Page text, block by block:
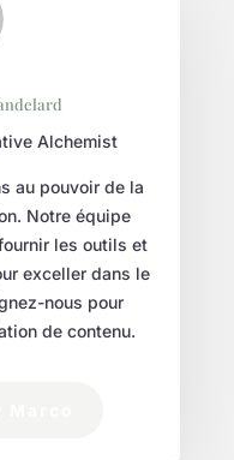
Alchemist
au pouvoir de la
Notre équipe
les outils et
exceller dans le
nous pour
de contenu.